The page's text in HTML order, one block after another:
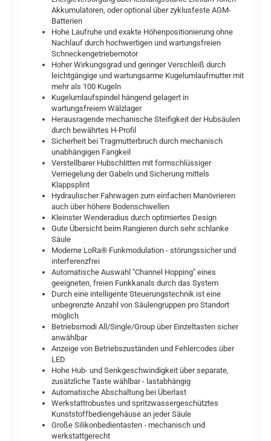
Akkumulatoren, oder optional über zyklusfeste AGM-
Batterien
Hohe Laufruhe und exakte Höhenpositionierung ohne
Nachlauf durch hochwertigen und wartungsfreien
Schneckengetriebemotor
Hoher Wirkungsgrad und geringer Verschleiß durch
leichtgängige und wartungsarme Kugelumlaufmutter mit
mehr als 100 Kugeln
Kugelumlaufspindel hängend gelagert in
wartungsfreiem Wälzlager
Herausragende mechanische Steifigkeit der Hubsäulen
durch bewährtes H-Profil
Sicherheit bei Tragmutterbruch durch mechanisch
unabhängigen Fangkeil
Verstellbarer Hubschlitten mit formschlüssiger
Verriegelung der Gabeln und Sicherung mittels
Klappsplint
Hydraulischer Fahrwagen zum einfachen Manövrieren
auch über höhere Bodenschwellen
Kleinster Wenderadius durch optimiertes Design
Gute Übersicht beim Rangieren durch sehr schlanke
Säule
Moderne LoRa® Funkmodulation - störungssicher und
interferenzfrei
Automatische Auswahl "Channel Hopping" eines
geeigneten, freien Funkkanals durch das System
Durch eine intelligente Steuerungstechnik ist eine
unbegrenzte Anzahl von Säulengruppen pro Standort
möglich
Betriebsmodi All/Single/Group über Einzeltasten sicher
anwählbar
Anzeige von Betriebszuständen und Fehlercodes über
LED
Hohe Hub- und Senkgeschwindigkeit über separate,
zusätzliche Taste wählbar - lastabhängig
Automatische Abschaltung bei Überlast
Werkstattrobustes und spritzwassergeschütztes
Kunststoffbediengehäuse an jeder Säule
Große Silikonbedientasten - mechanisch und
werkstattgerecht